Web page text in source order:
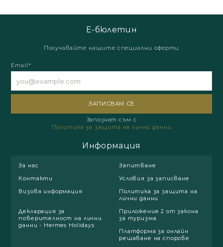
Е-бюлетин
Получавайте нашите специални оферти
Email*
Запознат съм с
Политика за защита на лични данни
Информация
За нас
Запитване
Контакти
Условия за записване
Визова информация
Политика за защита на
лични данни
Декларация за
поверителност на лични
данни - Hermes Holidays
Приложение 2 от закона
за туризма
Платформа за онлайн
решаване на спорове